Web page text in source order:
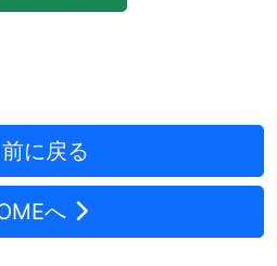
前に戻る
へ